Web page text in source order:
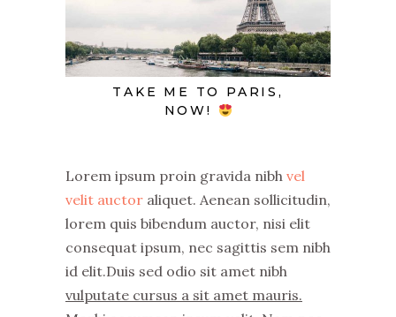
TAKE ME TO PARIS,
NOW!
Lorem ipsum proin gravida nibh vel
velit auctor aliquet. Aenean sollicitudin,
lorem quis bibendum auctor, nisi elit
consequat ipsum, nec sagittis sem nibh
id elit.Duis sed odio sit amet nibh
vulputate cursus a sit amet mauris.